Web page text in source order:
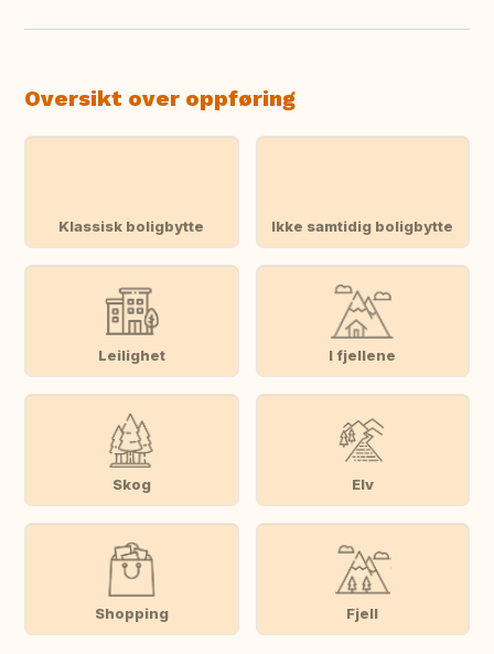
Oversikt over oppføring
Klassisk boligbytte Ikke samtidig boligbytte
Leilighet I fjellene
Skog Elv
Shopping Fjell